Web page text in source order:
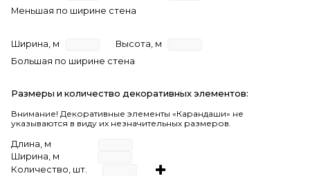
Меньшая по ширине стена
Ширина, м
Высота, м
Большая по ширине стена
Размеры и количество декоративных элементов:
Внимание! Декоративные элементы «Карандаши» не
указываются в виду их незначительных размеров.
Длина, м
Ширина, м
Количество, шт.